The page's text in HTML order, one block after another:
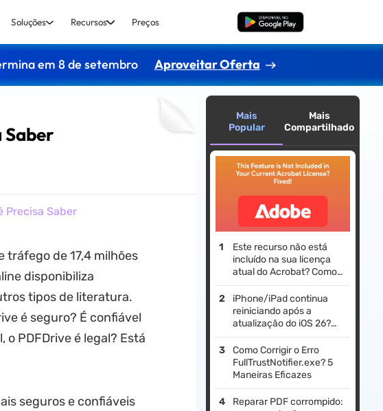
Soluções Recursos Preços Baixar Grátis
em 8 de setembro Aproveitar Oferta
Saber
Precisa Saber
de 17,4 milhões
disponibiliza
tipos de literatura.
é seguro? É confiável
o PDFDrive é legal? Está
seguros e confiáveis
Mais
Popular
Mais
Compartilhado
Este recurso não está
incluído na sua licença
atual do Acrobat? Como
resolver?
iPhone/iPad continua
reiniciando após a
atualização do iOS 26?
Aqui estão as minhas
soluções!
Como Corrigir o Erro
FullTrustNotifier.exe? 5
Maneiras Eficazes
Reparar PDF corrompido: